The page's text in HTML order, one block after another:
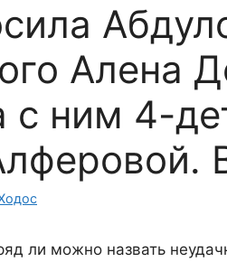
Алена
с ним 4-
ли можно назвать